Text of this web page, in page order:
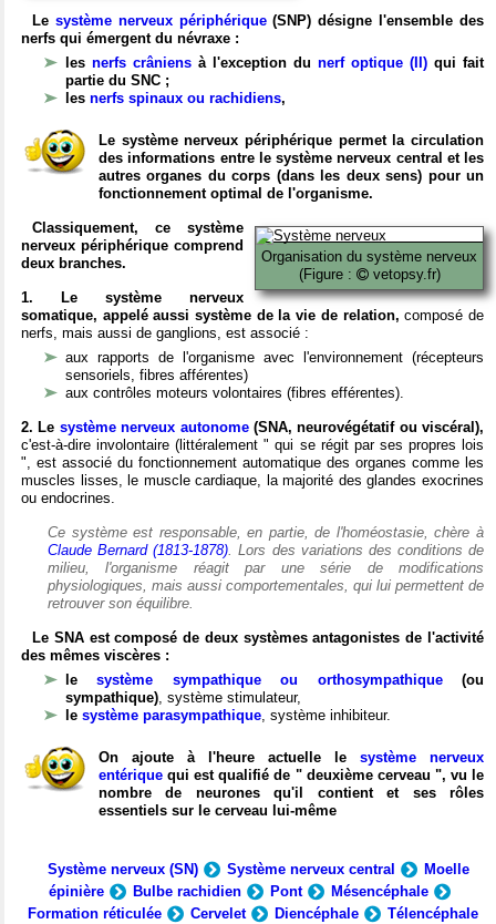
Le système nerveux périphérique(SNP) désigne l'ensemble des
nerfs qui émergent du névraxe :
les nerfs crâniens à l'exception du nerf optique (II) qui fait
partie du SNC ;
les nerfs spinaux ou rachidiens,
Le système nerveux périphérique permet la circulation
des informations entre le système nerveux central et les
autres organes du corps (dans les deux sens) pour un
fonctionnement optimal de l'organisme.
Organisation du système nerveux
(Figure :
vetopsy.fr)
Classiquement, ce système
nerveux périphérique comprend
deux branches.
1. Le système nerveux
somatique, appelé aussi système de la vie de relation, composé de
nerfs, mais aussi de ganglions, est associé :
aux rapports de l'organisme avec l'environnement (récepteurs
sensoriels, fibres afférentes)
aux contrôles moteurs volontaires (fibres efférentes).
2. Le système nerveux autonome(SNA, neurovégétatif ou viscéral),
c'est-à-dire involontaire (littéralement " qui se régit par ses propres lois
", est associé du fonctionnement automatique des organes comme les
muscles lisses, le muscle cardiaque, la majorité des glandes exocrines
ou endocrines.
Ce système est responsable, en partie, de l'homéostasie, chère à
Claude Bernard (1813-1878). Lors des variations des conditions de
milieu, l'organisme réagit par une série de modifications
physiologiques, mais aussi comportementales, qui lui permettent de
retrouver son équilibre.
Le SNA est composé de deux systèmes antagonistes de l'activité
des mêmes viscères :
lesystème sympathique ou orthosympathique(ou
sympathique), système stimulateur,
le système parasympathique, système inhibiteur.
On ajoute à l'heure actuelle le système nerveux
entérique qui est qualifié de " deuxième cerveau ", vu le
nombre de neurones qu'il contient et ses rôles
essentiels sur le cerveau lui-même
Système nerveux (SN) Système nerveux central
Moelle
épinière
Bulbe rachidien Pont
Mésencéphale
Formation réticulée
Cervelet Diencéphale
Télencéphale